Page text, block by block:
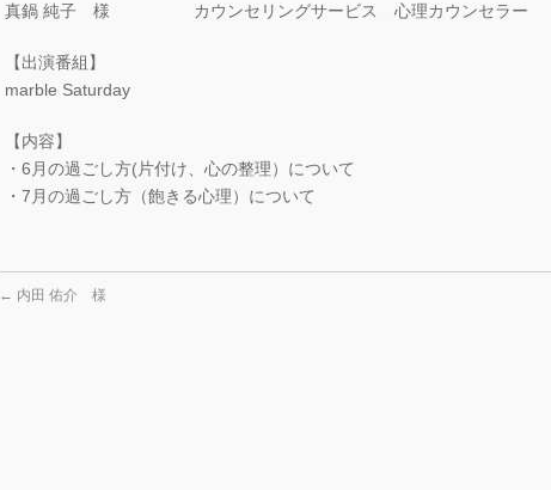
真鍋 純子 様 カウンセリングサービス 心理カウンセラー
【出演番組】
marble Saturday
【内容】
・6月の過ごし方(片付け、心の整理）について
・7月の過ごし方（飽きる心理）について
← 内田 佑介 様